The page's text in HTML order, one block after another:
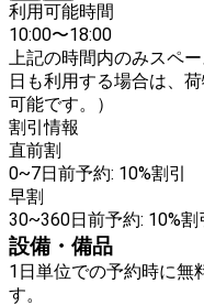
利用可能時間
10:00〜18:00
上記の時間内のみスペ
日も利用する場合は、
可能です。）
割引情報
直前割
0~7日前予約: 10%割引
早割
30~360日前予約: 10%割
設備・備品
1日単位での予約時に無
す。